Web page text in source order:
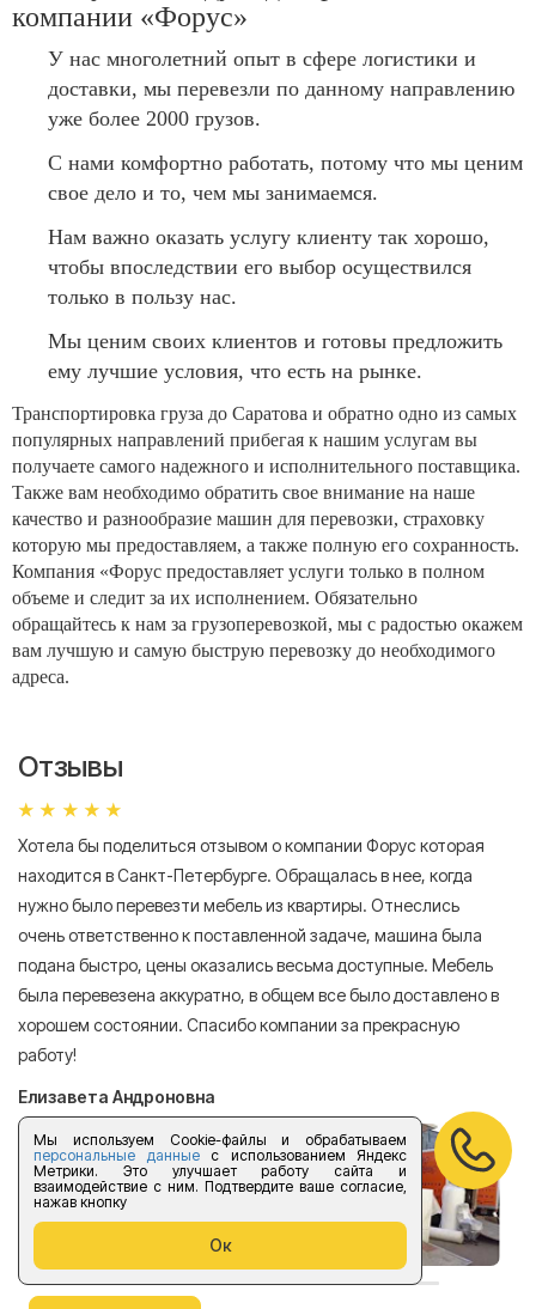
Мы используем Cookie-файлы и обрабатываем
персональные данныес использованием Яндекс
Метрики. Это улучшает работу сайта и
взаимодействие с ним. Подтвердите ваше согласие,
нажав кнопку
Ок
компании «Форус»
У нас многолетний опыт в сфере логистики и
доставки, мы перевезли по данному направлению
уже более 2000 грузов.
С нами комфортно работать, потому что мы ценим
свое дело и то, чем мы занимаемся.
Нам важно оказать услугу клиенту так хорошо,
чтобы впоследствии его выбор осуществился
только в пользу нас.
Мы ценим своих клиентов и готовы предложить
ему лучшие условия, что есть на рынке.
Транспортировка груза до Саратова и обратно одно из самых
популярных направлений прибегая к нашим услугам вы
получаете самого надежного и исполнительного поставщика.
Также вам необходимо обратить свое внимание на наше
качество и разнообразие машин для перевозки, страховку
которую мы предоставляем, а также полную его сохранность.
Компания «Форус предоставляет услуги только в полном
объеме и следит за их исполнением. Обязательно
обращайтесь к нам за грузоперевозкой, мы с радостью окажем
вам лучшую и самую быструю перевозку до необходимого
адреса.
Отзывы
Хотела бы поделиться отзывом о компании Форус которая
находится в Санкт-Петербурге. Обращалась в нее, когда
нужно было перевезти мебель из квартиры. Отнеслись
очень ответственно к поставленной задаче, машина была
подана быстро, цены оказались весьма доступные. Мебель
была перевезена аккуратно, в общем все было доставлено в
хорошем состоянии. Спасибо компании за прекрасную
работу!
Елизавета Андроновна